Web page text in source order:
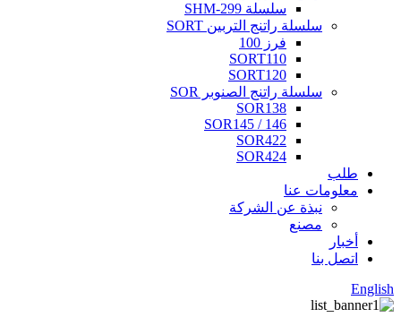
سلسلة SHM-299
سلسلة راتنج التربين SORT
فرز 100
SORT110
SORT120
سلسلة راتنج الصنوبر SOR
SOR138
SOR145 / 146
SOR422
SOR424
طلب
معلومات عنا
نبذة عن الشركة
مصنع
أخبار
اتصل بنا
English